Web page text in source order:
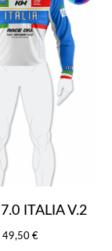
ITALIA V.2
49,50 €